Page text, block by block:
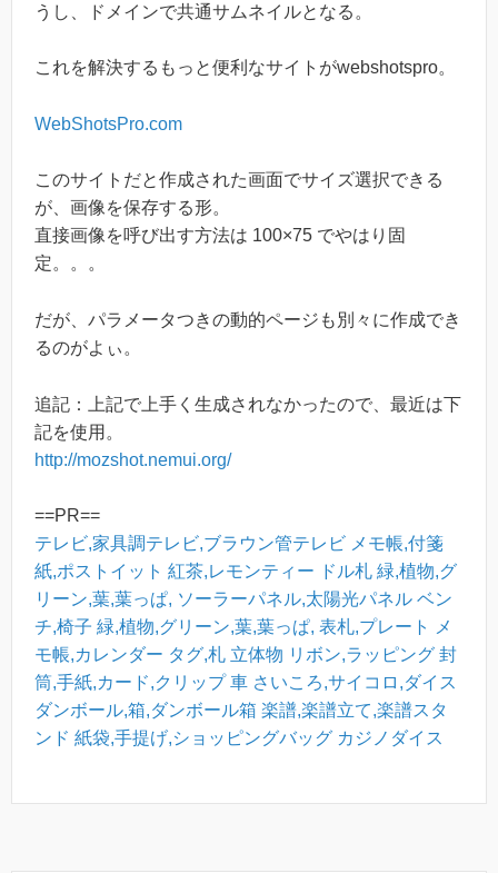
うし、ドメインで共通サムネイルとなる。
これを解決するもっと便利なサイトがwebshotspro。
WebShotsPro.com
このサイトだと作成された画面でサイズ選択できる
が、画像を保存する形。
直接画像を呼び出す方法は 100×75 でやはり固
定。。。
だが、パラメータつきの動的ページも別々に作成でき
るのがよぃ。
追記：上記で上手く生成されなかったので、最近は下
記を使用。
http://mozshot.nemui.org/
==PR==
テレビ,家具調テレビ,ブラウン管テレビ メモ帳,付箋
紙,ポストイット 紅茶,レモンティー ドル札 緑,植物,グ
リーン,葉,葉っぱ, ソーラーパネル,太陽光パネル ベン
チ,椅子 緑,植物,グリーン,葉,葉っぱ, 表札,プレート
メ
モ帳,カレンダー タグ,札 立体物 リボン,ラッピング 封
筒,手紙,カード,クリップ 車 さいころ,サイコロ,ダイス
ダンボール,箱,ダンボール箱 楽譜,楽譜立て,楽譜スタ
ンド 紙袋,手提げ,ショッピングバッグ カジノダイス